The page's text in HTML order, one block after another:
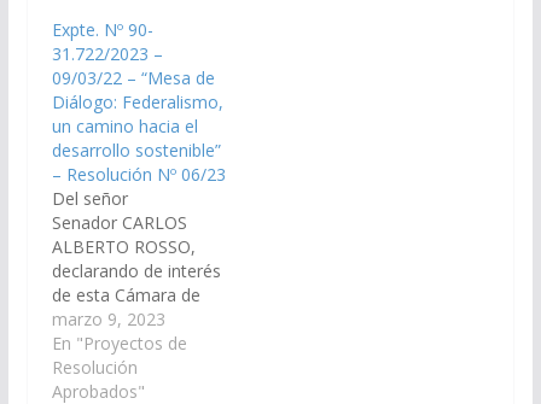
organizan la Fundación
Konrad Adenauer
(Argentina) y la
Asociación Civil
Estudios Populares
(ACEP), desde el 22 de
julio al 12 de
noviembre de…
Expte. Nº 90-
31.722/2023 –
09/03/22 – “Mesa de
Diálogo: Federalismo,
un camino hacia el
desarrollo sostenible”
– Resolución Nº 06/23
Del señor
Senador CARLOS
ALBERTO ROSSO,
declarando de interés
de esta Cámara de
Senadores, todas las
actividades a realizarse
en el marco de la
“Mesa de Diálogo:
marzo 9, 2023
En "Proyectos de
Resolución
Aprobados"